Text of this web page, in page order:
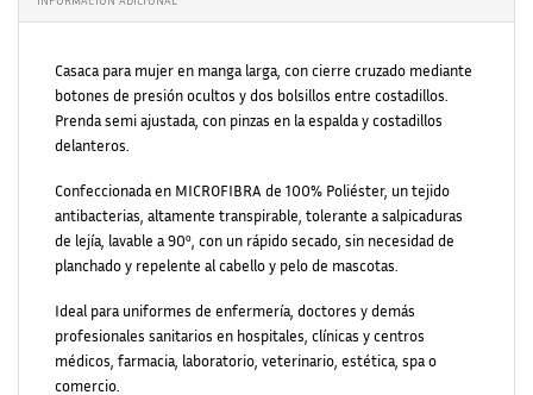
Casaca para mujer en manga larga, con cierre cruzado mediante
botones de presión ocultos y dos bolsillos entre costadillos.
Prenda semi ajustada, con pinzas en la espalda y costadillos
delanteros.
Confeccionada en MICROFIBRA de 100% Poliéster, un tejido
antibacterias, altamente transpirable, tolerante a salpicaduras
de lejía, lavable a 90º, con un rápido secado, sin necesidad de
planchado y repelente al cabello y pelo de mascotas.
Ideal para uniformes de enfermería, doctores y demás
profesionales sanitarios en hospitales, clínicas y centros
médicos, farmacia, laboratorio, veterinario, estética, spa o
comercio.